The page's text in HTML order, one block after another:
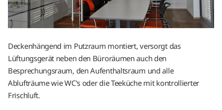
Deckenhängend im Putzraum montiert, versorgt das
Lüftungsgerät neben den Büroräumen auch den
Besprechungsraum, den Aufenthaltsraum und alle
Ablufträume wie WC's oder die Teeküche mit kontrollierter
Frischluft.